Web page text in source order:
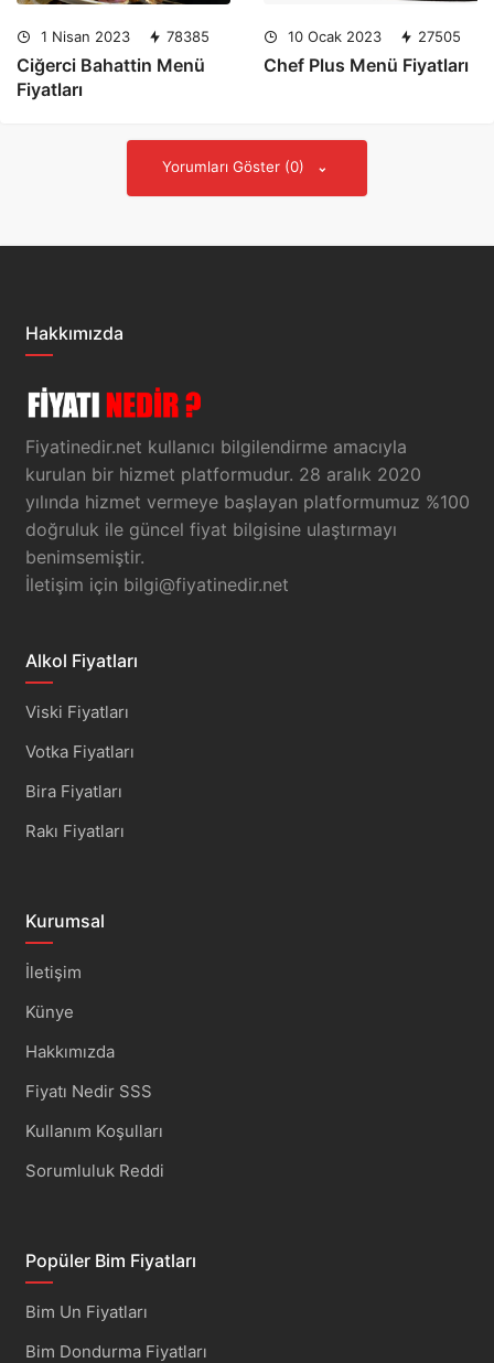
1 Nisan 2023 78385
Ciğerci Bahattin Menü
Fiyatları
10 Ocak 2023 27505
Chef Plus Menü Fiyatları
Yorumları Göster (0)
Hakkımızda
Fiyatinedir.net kullanıcı bilgilendirme amacıyla
kurulan bir hizmet platformudur. 28 aralık 2020
yılında hizmet vermeye başlayan platformumuz %100
doğruluk ile güncel fiyat bilgisine ulaştırmayı
benimsemiştir.
İletişim için bilgi@fiyatinedir.net
Alkol Fiyatları
Viski Fiyatları
Votka Fiyatları
Bira Fiyatları
Rakı Fiyatları
Kurumsal
İletişim
Künye
Hakkımızda
Fiyatı Nedir SSS
Kullanım Koşulları
Sorumluluk Reddi
Popüler Bim Fiyatları
Bim Un Fiyatları
Bim Dondurma Fiyatları